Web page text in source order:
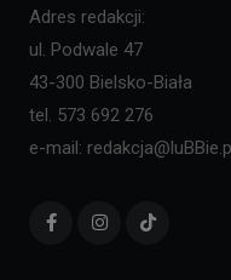
Adres redakcji:
ul. Podwale 47
43-300 Bielsko-Biała
tel. 573 692 276
e-mail: